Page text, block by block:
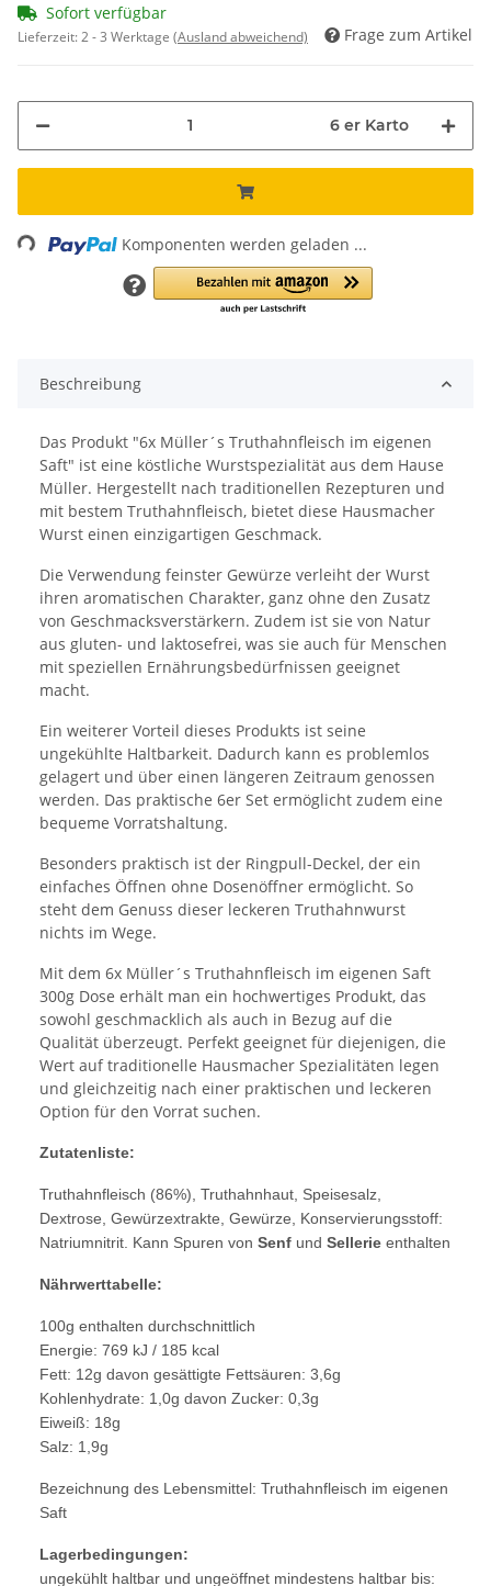
Sofort verfügbar
Lieferzeit:2 - 3 Werktage (Ausland abweichend) Frage zum Artikel
6 er Karto
Komponenten werden geladen ...
Beschreibung
Das Produkt "6x Müller´s Truthahnfleisch im eigenen
Saft" ist eine köstliche Wurstspezialität aus dem Hause
Müller. Hergestellt nach traditionellen Rezepturen und
mit bestem Truthahnfleisch, bietet diese Hausmacher
Wurst einen einzigartigen Geschmack.
Die Verwendung feinster Gewürze verleiht der Wurst
ihren aromatischen Charakter, ganz ohne den Zusatz
von Geschmacksverstärkern. Zudem ist sie von Natur
aus gluten- und laktosefrei, was sie auch für Menschen
mit speziellen Ernährungsbedürfnissen geeignet
macht.
Ein weiterer Vorteil dieses Produkts ist seine
ungekühlte Haltbarkeit. Dadurch kann es problemlos
gelagert und über einen längeren Zeitraum genossen
werden. Das praktische 6er Set ermöglicht zudem eine
bequeme Vorratshaltung.
Besonders praktisch ist der Ringpull-Deckel, der ein
einfaches Öffnen ohne Dosenöffner ermöglicht. So
steht dem Genuss dieser leckeren Truthahnwurst
nichts im Wege.
Mit dem 6x Müller´s Truthahnfleisch im eigenen Saft
300g Dose erhält man ein hochwertiges Produkt, das
sowohl geschmacklich als auch in Bezug auf die
Qualität überzeugt. Perfekt geeignet für diejenigen, die
Wert auf traditionelle Hausmacher Spezialitäten legen
und gleichzeitig nach einer praktischen und leckeren
Option für den Vorrat suchen.
Zutatenliste:
Truthahnfleisch (86%), Truthahnhaut, Speisesalz,
Dextrose, Gewürzextrakte, Gewürze, Konservierungsstoff:
Natriumnitrit. Kann Spuren von Senf und Sellerie enthalten
Nährwerttabelle:
100g enthalten durchschnittlich
Energie: 769 kJ / 185 kcal
Fett: 12g davon gesättigte Fettsäuren: 3,6g
Kohlenhydrate: 1,0g davon Zucker: 0,3g
Eiweiß: 18g
Salz: 1,9g
Bezeichnung des Lebensmittel: Truthahnfleisch im eigenen
Saft
Lagerbedingungen:
ungekühlt haltbar und ungeöffnet mindestens haltbar bis: